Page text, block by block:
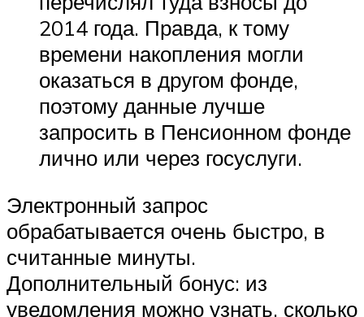
2014 года. Правда, к тому
времени накопления могли
оказаться в другом фонде,
поэтому данные лучше
запросить в Пенсионном фонде
лично или через госуслуги.
Электронный запрос
обрабатывается очень быстро, в
считанные минуты.
Дополнительный бонус: из
уведомления можно узнать, сколько